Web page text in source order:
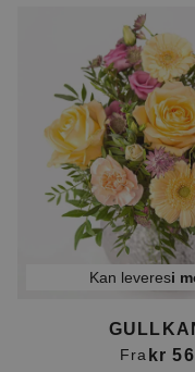
Kan leveresi
Fra kr